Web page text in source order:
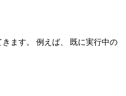
ます。 例えば、 既に実行中の